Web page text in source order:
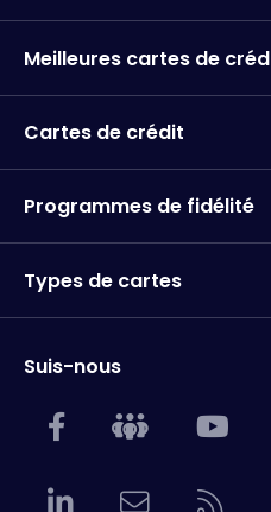
Meilleures cartes de
Cartes de crédit
Programmes de fidélité
Types de cartes
Suis-nous